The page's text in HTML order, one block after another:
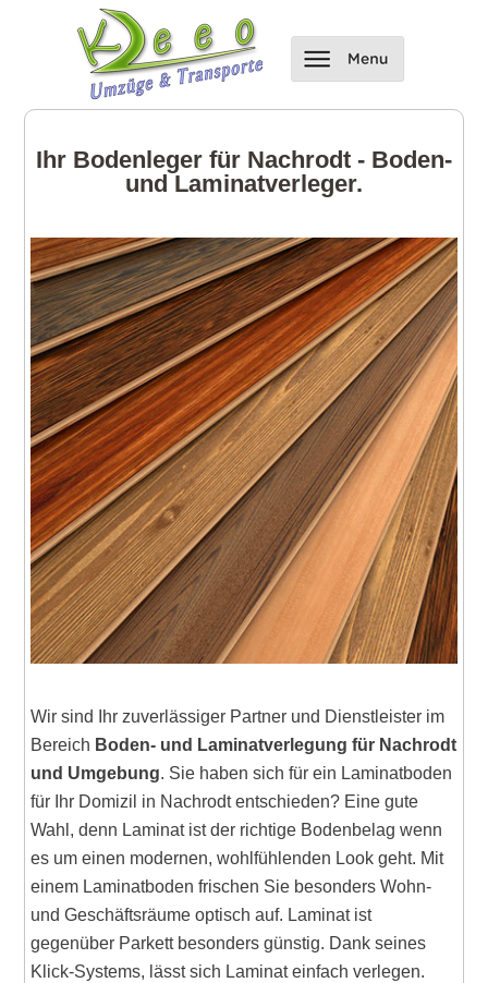
Ihr Bodenleger für Nachrodt - Boden-
und Laminatverleger.
Wir sind Ihr zuverlässiger Partner und Dienstleister im
Bereich Boden- und Laminatverlegung für Nachrodt
und Umgebung. Sie haben sich für ein Laminatboden
für Ihr Domizil in Nachrodt entschieden? Eine gute
Wahl, denn Laminat ist der richtige Bodenbelag wenn
es um einen modernen, wohlfühlenden Look geht. Mit
einem Laminatboden frischen Sie besonders Wohn-
und Geschäftsräume optisch auf. Laminat ist
gegenüber Parkett besonders günstig. Dank seines
Klick-Systems, lässt sich Laminat einfach verlegen.